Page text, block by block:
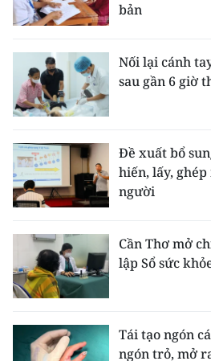
bản
Nối lại cánh
sau gần 6 giờ
Đề xuất bổ
hiến, lấy,
người
Cần Thơ mở
lập Sổ sức
Tái tạo ngón
ngón trỏ, mở